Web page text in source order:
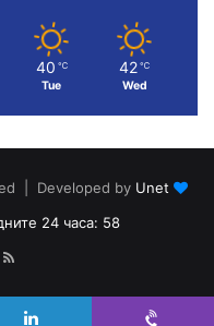
40 ℃
Tue
42 ℃
Wed
| Developed by Unet
24 часа: 58
RSS